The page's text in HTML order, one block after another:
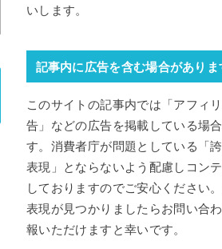
いします。
記事内に広告を含む場合がありま
このサイトの記事内では「アフィ
告」などの広告を掲載している場
す。消費者庁が問題としている「
表現」とならないよう配慮しコン
しておりますのでご安心ください
表現が見つかりましたらお問い合
報いただけますと幸いです。